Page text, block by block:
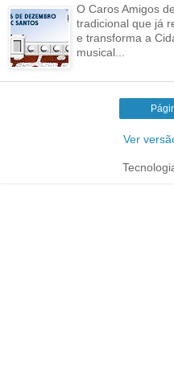
O Caros Amigos
tradicional que já
e transforma a
musical...
Ver